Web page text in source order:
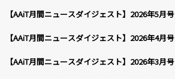
【AAiT月間ニュースダイジェスト】2026年5月号
【AAiT月間ニュースダイジェスト】2026年4月号
【AAiT月間ニュースダイジェスト】2026年3月号